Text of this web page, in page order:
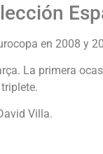
en 2008 y
La primera
Villa.